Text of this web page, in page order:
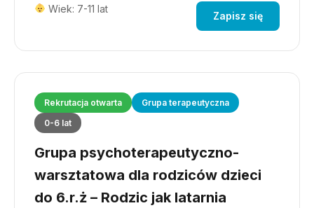
Wiek: 7-11 lat
Zapisz się
Rekrutacja otwarta
Grupa terapeutyczna
0-6 lat
Grupa psychoterapeutyczno-
warsztatowa dla rodziców dzieci
do 6.r.ż – Rodzic jak latarnia